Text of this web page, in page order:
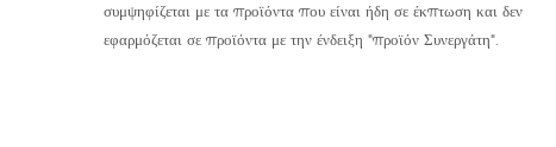
συμψηφίζεται με τα προϊόντα που είναι ήδη σε έκπτωση και δεν
εφαρμόζεται σε προϊόντα με την ένδειξη "προϊόν Συνεργάτη".